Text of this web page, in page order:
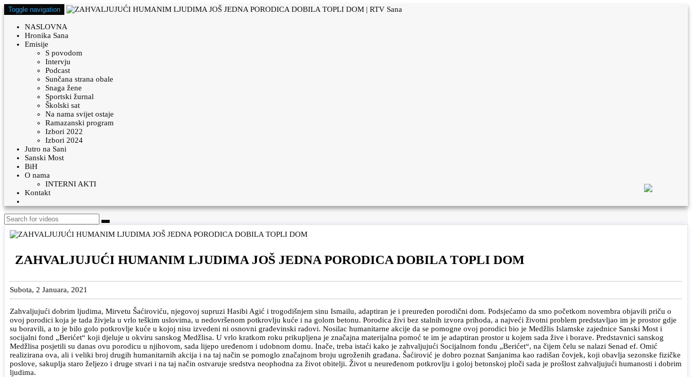
Toggle navigation
NASLOVNA
Hronika Sana
Emisije
S povodom
Intervju
Podcast
Sunčana strana obale
Snaga žene
Sportski žurnal
Školski sat
Na nama svijet ostaje
Ramazanski program
Izbori 2022
Izbori 2024
Jutro na Sani
Sanski Most
BiH
O nama
INTERNI AKTI
Kontakt
ZAHVALJUJUĆI HUMANIM LJUDIMA JOŠ JEDNA PORODICA DOBILA TOPLI DOM
Subota, 2 Januara, 2021
Zahvaljujući dobrim ljudima, Mirvetu Šaćiroviću, njegovoj supruzi Hasibi Agić i trogodišnjem sinu Ismailu, adaptiran je i preuređen porodični dom. Podsjećamo da smo početkom novembra objavili priču o
ovoj porodici koja je tada živjela u vrlo teškim uslovima, u nedovršenom potkrovlju kuće i na golom betonu. Porodica živi bez stalnih izvora prihoda, a najveći životni problem predstavljao im je prostor gdje
su boravili, a to je bilo golo potkrovlje kuće u kojoj nisu izvedeni ni osnovni građevinski radovi. Nosilac humanitarne akcije da se pomogne ovoj porodici bio je Medžlis Islamske zajednice Sanski Most i
socijalni fond „Berićet“ koji djeluje u okviru sanskog Medžlisa. U vrlo kratkom roku prikupljena je značajna materijalna pomoć te im je adaptiran prostor u kojem sada žive i borave. Predstavnici sanskog
Medžlisa posjetili su danas ovu porodicu u njihovom, sada lijepo uređenom i udobnom domu. Inače, treba istaći kako je zahvaljujući Socijalnom fondu „Berićet“, na čijem čelu se nalazi Senad ef. Omić
realizirana ova, ali i veliki broj drugih humanitarnih akcija i na taj način se pomoglo značajnom broju ugroženih građana. Šaćirović je dobro poznat Sanjanima kao radišan čovjek, koji obavlja sezonske fizičke
poslove, sakuplja staro željezo i druge stvari i na taj način ostvaruje sredstva neophodna za život obitelji. Život u neuređenom potkrovlju i goloj betonskoj ploči sada je prošlost zahvaljujući humanosti i dobrim
ljudima.